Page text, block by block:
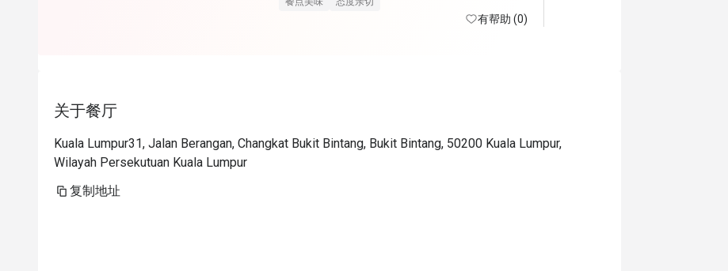
有帮助 (0)
关于餐厅
Kuala Lumpur31, Jalan Berangan, Changkat Bukit Bintang, Bukit Bintang, 50200 Kuala Lumpur,
Wilayah Persekutuan Kuala Lumpur
复制地址